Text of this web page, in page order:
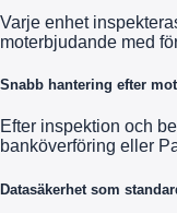
Varje enhet
moterbjudande med
Snabb hantering efter
Efter inspektion och
banköverföring eller
Datasäkerhet som